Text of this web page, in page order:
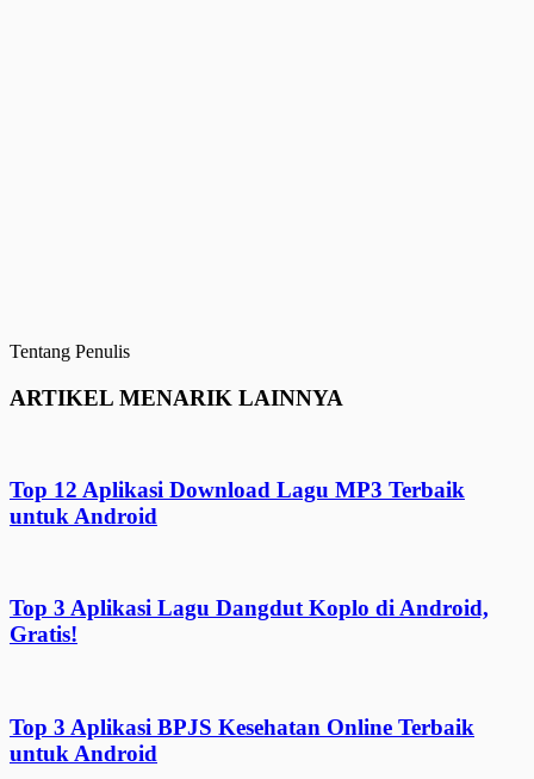
Tentang Penulis
ARTIKEL MENARIK LAINNYA
Top 12 Aplikasi Download Lagu MP3 Terbaik
untuk Android
Top 3 Aplikasi Lagu Dangdut Koplo di Android,
Gratis!
Top 3 Aplikasi BPJS Kesehatan Online Terbaik
untuk Android